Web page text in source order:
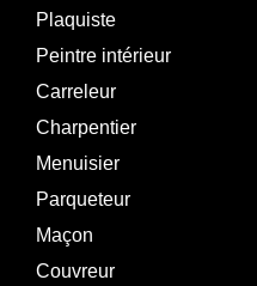
Plaquiste
Peintre intérieur
Carreleur
Charpentier
Menuisier
Parqueteur
Maçon
Couvreur